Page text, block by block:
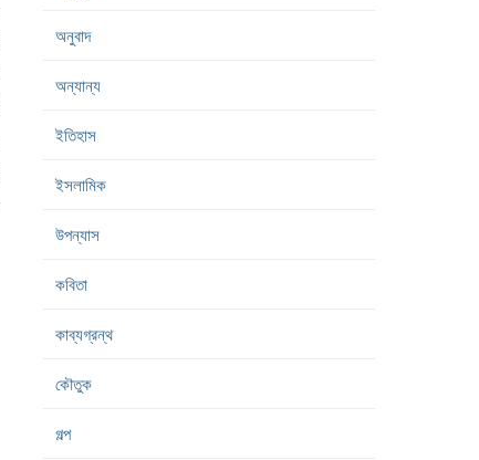
অনুবাদ
অন্যান্য
ইতিহাস
ইসলামিক
উপন্যাস
কবিতা
কাব্যগ্রন্থ
কৌতুক
গল্প